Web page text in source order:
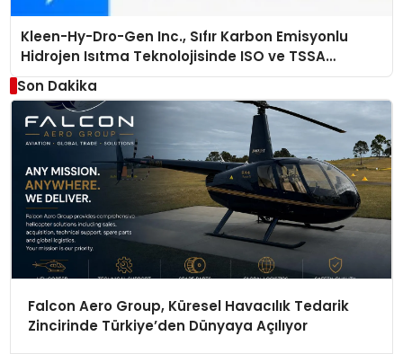
Kleen-Hy-Dro-Gen Inc., Sıfır Karbon Emisyonlu
Hidrojen Isıtma Teknolojisinde ISO ve TSSA
Düzenleyici Onaylarını Aldı
Son Dakika
Falcon Aero Group, Küresel Havacılık Tedarik
Zincirinde Türkiye’den Dünyaya Açılıyor